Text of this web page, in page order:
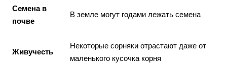
Семена в
почве
В земле могут годами лежать семена
Живучесть
Некоторые сорняки отрастают даже от
маленького кусочка корня